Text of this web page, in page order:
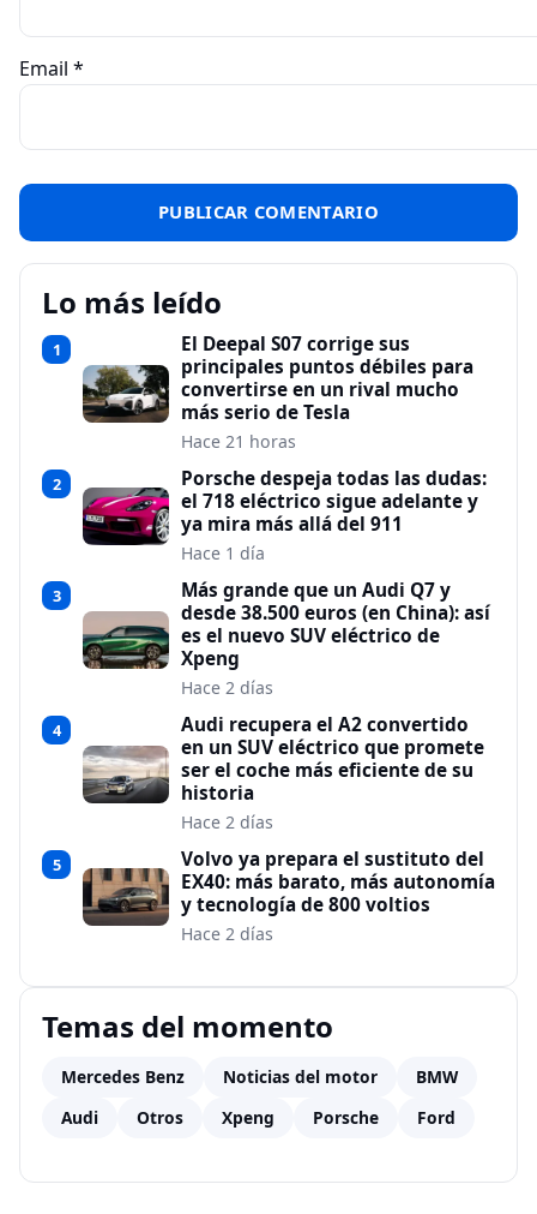
Email *
Lo más leído
1
El Deepal S07 corrige sus
principales puntos débiles para
convertirse en un rival mucho
más serio de Tesla
Hace 21 horas
2
Porsche despeja todas las dudas:
el 718 eléctrico sigue adelante y
ya mira más allá del 911
Hace 1 día
3
Más grande que un Audi Q7 y
desde 38.500 euros (en China): así
es el nuevo SUV eléctrico de
Xpeng
Hace 2 días
4
Audi recupera el A2 convertido
en un SUV eléctrico que promete
ser el coche más eficiente de su
historia
Hace 2 días
5
Volvo ya prepara el sustituto del
EX40: más barato, más autonomía
y tecnología de 800 voltios
Hace 2 días
Temas del momento
Mercedes Benz Noticias del motor
BMW
Audi
Otros Xpeng Porsche Ford